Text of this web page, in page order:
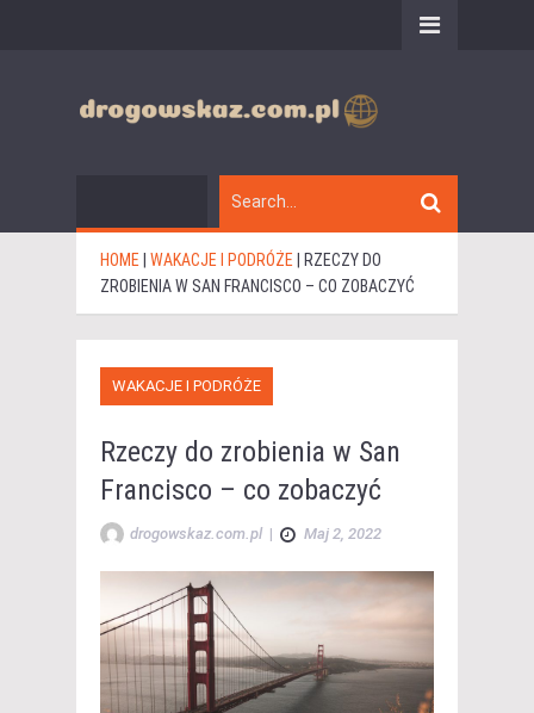
HOME WAKACJE I PODRÓŻE
RZECZY DO
ZROBIENIA W SAN FRANCISCO – CO ZOBACZYĆ
WAKACJE I PODRÓŻE
Rzeczy do zrobienia w San
Francisco – co zobaczyć
drogowskaz.com.pl | Maj 2, 2022